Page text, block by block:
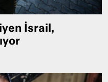
İsrail,